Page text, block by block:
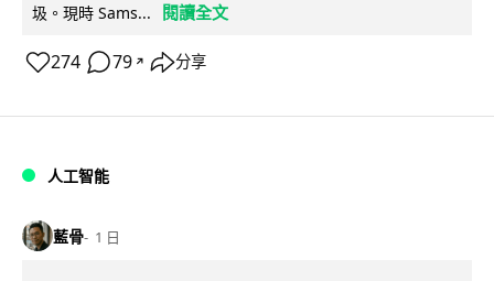
圾。現時 Sams...
閱讀全文
274 79 ↗ 分享
人工智能
藍骨 1 日